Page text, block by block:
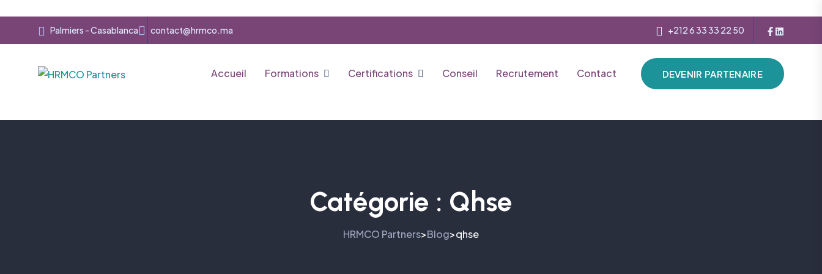
Palmiers - Casablanca contact@hrmco.ma +212 6 33 33 22 50
Accueil Formations Certifications Conseil Recrutement Contact DEVENIR PARTENAIRE
Catégorie : Qhse
HRMCO Partners>Blog>qhse